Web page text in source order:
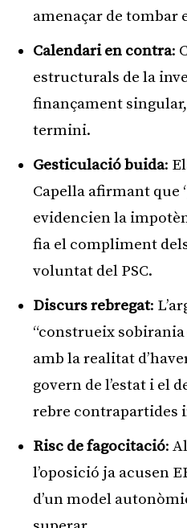
amenaçar de tombar
Calendari en contra:
estructurals de la
finançament
termini.
Gesticulació buida:
Capella afirmant que
evidencien la
fia el compliment
voluntat del PSC.
Discurs rebregat:
“construeix
amb la realitat
govern de l’estat i el
rebre contrapartides
Risc de fagocitació:
l’oposició ja acusen
d’un model